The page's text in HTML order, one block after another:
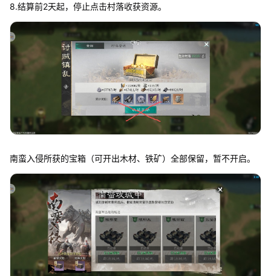
8.结算前2天起，停止点击村落收获资源。
南蛮入侵所获的宝箱（可开出木材、铁矿）全部保留，暂不开启。